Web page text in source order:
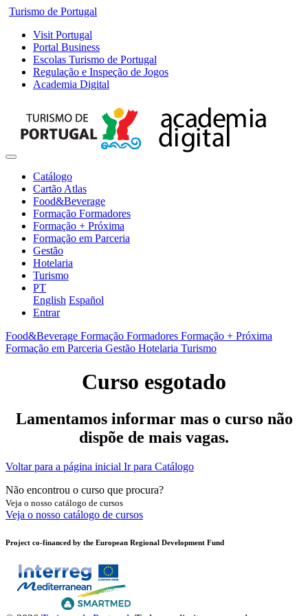
Turismo de Portugal
Visit Portugal
Portal Business
Escolas Turismo de Portugal
Regulação e Inspeção de Jogos
Academia Digital
Catálogo
Cartão Atlas
Food&Beverage
Formação Formadores
Formação + Próxima
Formação em Parceria
Gestão
Hotelaria
Turismo
PT
English Español
Entrar
Food&Beverage Formação Formadores Formação + Próxima
Formação em Parceria Gestão Hotelaria Turismo
Curso esgotado
Lamentamos informar mas o curso não
dispõe de mais vagas.
Voltar para a página inicial Ir para Catálogo
Não encontrou o curso que procura?
Veja o nosso catálogo de cursos
Veja o nosso catálogo de cursos
Project co-financed by the European Regional Development Fund